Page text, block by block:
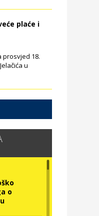
plaće i
prosvjed 18.
u
o